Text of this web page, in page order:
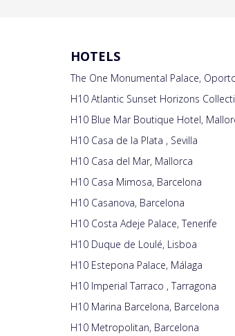
HOTELS
The One Monumental Palace,
H10 Atlantic Sunset Horizons
H10 Blue Mar Boutique Hotel,
H10 Casa de la Plata , Sevilla
H10 Casa del Mar, Mallorca
H10 Casa Mimosa, Barcelona
H10 Casanova, Barcelona
H10 Costa Adeje Palace, Tenerife
H10 Duque de Loulé, Lisboa
H10 Estepona Palace, Málaga
H10 Imperial Tarraco , Tarragona
H10 Marina Barcelona, Barcelona
H10 Metropolitan, Barcelona